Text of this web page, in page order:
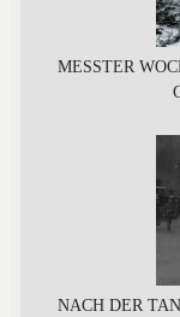
MESSTER
NACH DER